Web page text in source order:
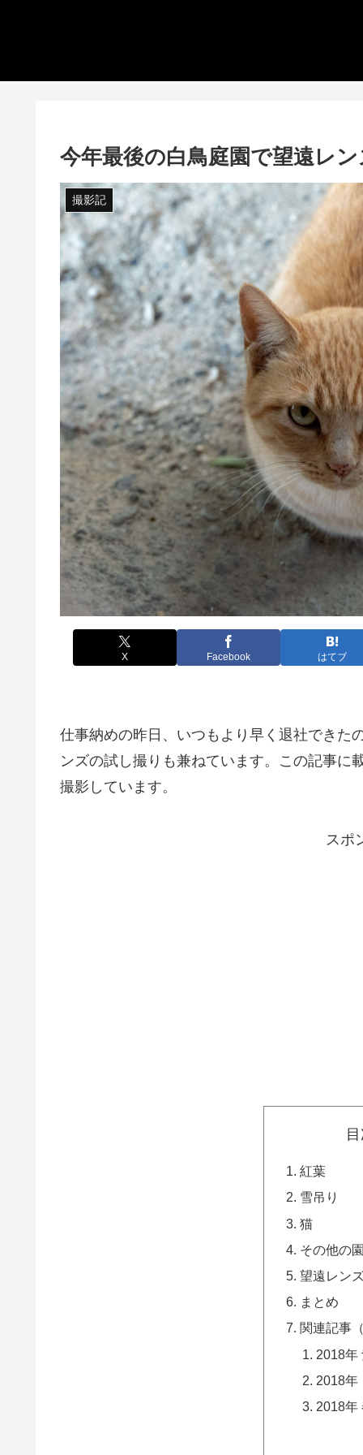
今年最後の白鳥庭園で望遠レ
撮影記
X Facebook はてブ
仕事納めの昨日、いつもより早く退社できた
ンズの試し撮りも兼ねています。この記事に
撮影しています。
スポ
紅葉
雪吊り
猫
その他の
望遠レン
まとめ
関連記事
2018年
2018年
2018年